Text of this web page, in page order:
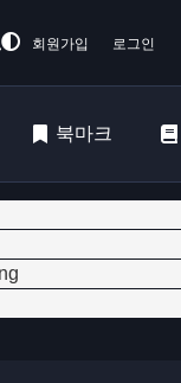
회원가입 로그인
북마크